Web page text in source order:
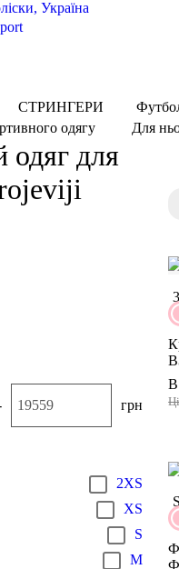
Україна
СТРИНГЕРИ
одягу
Для
одяг для
rojeviji
грн
2XS
XS
S
M
В